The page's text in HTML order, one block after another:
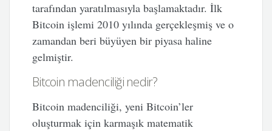
tarafından yaratılmasıyla başlamaktadır. İlk
Bitcoin işlemi 2010 yılında gerçekleşmiş ve o
zamandan beri büyüyen bir piyasa haline
gelmiştir.
Bitcoin madenciliği nedir?
Bitcoin madenciliği, yeni Bitcoin’ler
oluşturmak için karmaşık matematik